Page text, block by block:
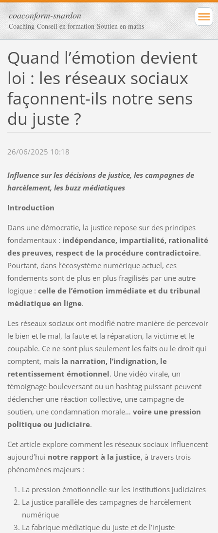
coaconform-snardon
Coaching-Conseil en formation-Soutien en maths
Quand l’émotion devient
loi : les réseaux sociaux
façonnent-ils notre sens
du juste ?
26/06/2025 10:18
Influence sur les décisions de justice, les campagnes de
harcèlement, les buzz médiatiques
Introduction
Dans une démocratie, la justice repose sur des principes
fondamentaux : indépendance, impartialité, rationalité
des preuves, respect de la procédure contradictoire.
Pourtant, dans l’écosystème numérique actuel, ces
fondements sont de plus en plus fragilisés par une autre
logique : celle de l’émotion immédiate et du tribunal
médiatique en ligne.
Les réseaux sociaux ont modifié notre manière de percevoir
le bien et le mal, la faute et la réparation, la victime et le
coupable. Ce ne sont plus seulement les faits ou le droit qui
comptent, mais la narration, l’indignation, le
retentissement émotionnel. Une vidéo virale, un
témoignage bouleversant ou un hashtag puissant peuvent
déclencher une réaction collective, une campagne de
soutien, une condamnation morale… voire une pression
politique ou judiciaire.
Cet article explore comment les réseaux sociaux influencent
aujourd’hui notre rapport à la justice, à travers trois
phénomènes majeurs :
La pression émotionnelle sur les institutions judiciaires
La justice parallèle des campagnes de harcèlement
numérique
La fabrique médiatique du juste et de l’injuste